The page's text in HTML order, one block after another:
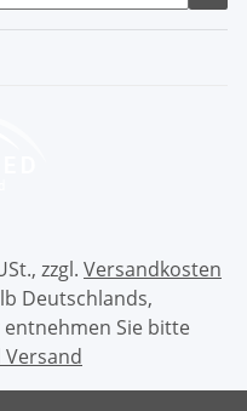
zzgl. Versandkosten
Deutschlands,
Sie bitte